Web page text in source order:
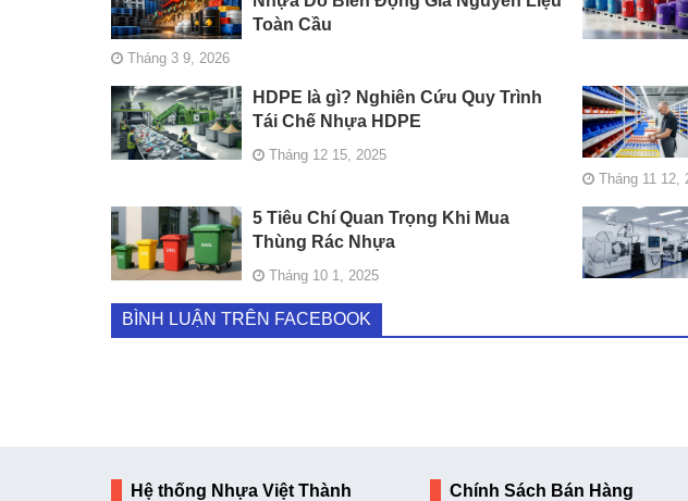
Toàn Cầu
Tháng 3 9, 2026
HDPE là gì? Nghiên Cứu Quy Trình
Tái Chế Nhựa HDPE
Tháng 12 15, 2025
Tháng 11 12,
5 Tiêu Chí Quan Trọng Khi Mua
Thùng Rác Nhựa
Tháng 10 1, 2025
BÌNH LUẬN TRÊN FACEBOOK
Hệ thống Nhựa Việt Thành Chính Sách Bán Hàng